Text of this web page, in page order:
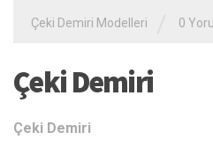
Çeki Demiri Modelleri 0
Çeki Demiri
Çeki Demiri